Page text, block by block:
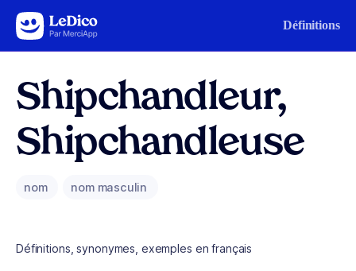
Aller au contenu Définitions
Shipchandleur,
Shipchandleuse
nom nom masculin
Définitions, synonymes, exemples en français